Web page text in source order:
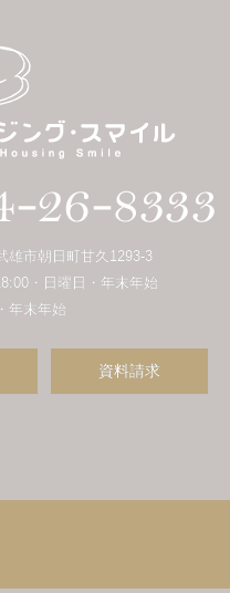
雄市朝日町甘久1293-3
・日曜日・年末年始
年末年始
資料請求